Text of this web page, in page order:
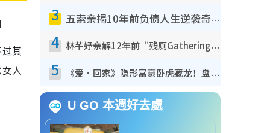
其
人
3 五索亲揭10年前负债人生逆袭奇迹！全靠去一地方转运后即遇上马先生
4 林芊妤亲解12年前“残厕Gathering”真相！高层解约一句话重创尊严，至今拒返TVB
5 《爱·回家》隐形富豪卧虎藏龙！盘点12位财气逼人的有钱艺人：这位美女3亿身家不愁做
U GO 本週好去處